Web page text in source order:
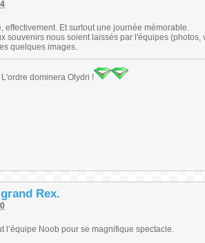
effectivement. Et surtout une journée mémorable.
souvenirs nous soient laissés par l'équipes (photos,
quelques images.
dominera Olydri !
Rex.
l’équipe Noob pour se magnifique spectacle.